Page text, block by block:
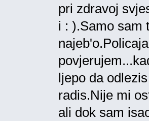
pri zdravoj
i : ).Samo sam
ljepo da
radis.Nije mi
ali dok sam